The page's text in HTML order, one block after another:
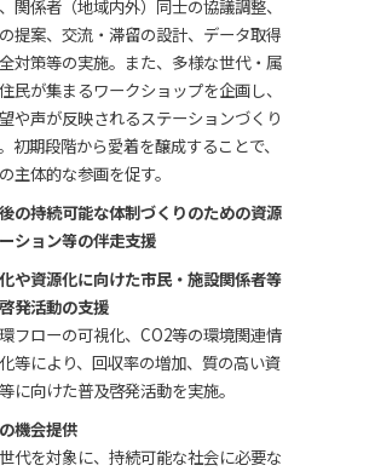
関係者（地域内外）同士の協議調整、
提案、交流・滞留の設計、データ取得
対策等の実施。また、多様な世代・属
民が集まるワークショップを企画し、
や声が反映されるステーションづくり
初期段階から愛着を醸成することで、
主体的な参画を促す。
の持続可能な体制づくりのための資源
ション等の伴走支援
や資源化に向けた市民・施設関係者等
発活動の支援
フローの可視化、CO2等の環境関連情
等により、回収率の増加、質の高い資
に向けた普及啓発活動を実施。
機会提供
代を対象に、持続可能な社会に必要な